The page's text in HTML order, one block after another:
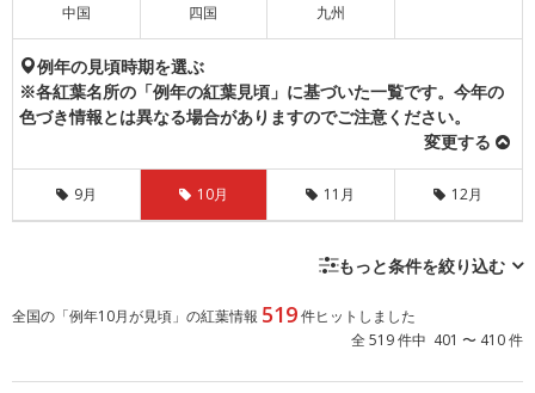
中国 四国 九州
例年の見頃時期を選ぶ
※各紅葉名所の「例年の紅葉見頃」に基づいた一覧です。今年の
色づき情報とは異なる場合がありますのでご注意ください。
変更する
9月 10月 11月 12月
もっと条件を絞り込む
全国の「例年10月が見頃」の紅葉情報 519件ヒットしました
全 519 件中 401 〜 410 件